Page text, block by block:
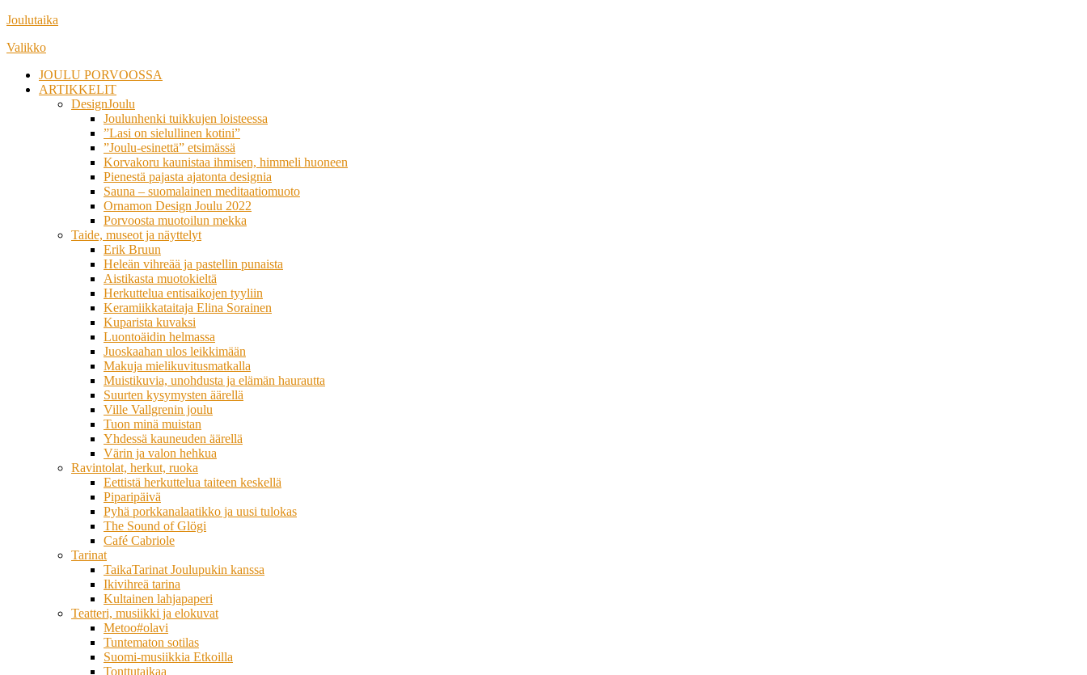
Siirry
sisältöön
Joulutaika
Valikko
JOULU PORVOOSSA
ARTIKKELIT
DesignJoulu
Joulunhenki tuikkujen loisteessa
”Lasi on sielullinen kotini”
”Joulu-esinettä” etsimässä
Korvakoru kaunistaa ihmisen, himmeli huoneen
Pienestä pajasta ajatonta designia
Sauna – suomalainen meditaatiomuoto
Ornamon Design Joulu 2022
Porvoosta muotoilun mekka
Taide, museot ja näyttelyt
Erik Bruun
Heleän vihreää ja pastellin punaista
Aistikasta muotokieltä
Herkuttelua entisaikojen tyyliin
Keramiikkataitaja Elina Sorainen
Kuparista kuvaksi
Luontoäidin helmassa
Juoskaahan ulos leikkimään
Makuja mielikuvitusmatkalla
Muistikuvia, unohdusta ja elämän haurautta
Suurten kysymysten äärellä
Ville Vallgrenin joulu
Tuon minä muistan
Yhdessä kauneuden äärellä
Värin ja valon hehkua
Ravintolat, herkut, ruoka
Eettistä herkuttelua taiteen keskellä
Piparipäivä
Pyhä porkkanalaatikko ja uusi tulokas
The Sound of Glögi
Café Cabriole
Tarinat
TaikaTarinat Joulupukin kanssa
Ikivihreä tarina
Kultainen lahjapaperi
Teatteri, musiikki ja elokuvat
Metoo#olavi
Tuntematon sotilas
Suomi-musiikkia Etkoilla
Tonttutaikaa